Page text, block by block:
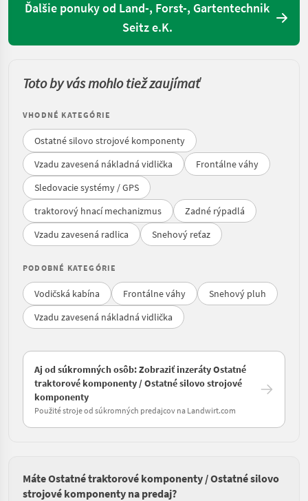
Ďalšie ponuky od Land-, Forst-, Gartentechnik
Seitz e.K.
Toto by vás mohlo tiež zaujímať
VHODNÉ KATEGÓRIE
Ostatné silovo strojové komponenty
Vzadu zavesená nákladná vidlička
Frontálne váhy
Sledovacie systémy / GPS
traktorový hnací mechanizmus
Zadné rýpadlá
Vzadu zavesená radlica
Snehový reťaz
PODOBNÉ KATEGÓRIE
Vodičská kabína Frontálne váhy
Snehový pluh
Vzadu zavesená nákladná vidlička
Aj od súkromných osôb: Zobraziť inzeráty Ostatné
traktorové komponenty / Ostatné silovo strojové
komponenty
Použité stroje od súkromných predajcov na Landwirt.com
Máte Ostatné traktorové komponenty / Ostatné silovo
strojové komponenty na predaj?